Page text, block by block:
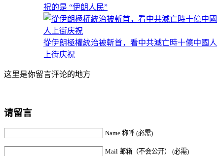
祝的是 “伊朗人民”
從伊朗極權統治被斬首，看中共滅亡時十億中國人
上街庆祝
这里是你留言评论的地方
请留言
Name 称呼 (必需)
Mail 邮箱（不会公开） (必需)